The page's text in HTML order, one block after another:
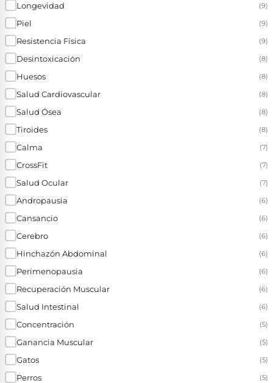
Longevidad (9)
Piel (9)
Resistencia Física (9)
Desintoxicación (8)
Huesos (8)
Salud Cardiovascular (8)
Salud Ósea (8)
Tiroides (8)
Calma (7)
CrossFit (7)
Salud Ocular (7)
Andropausia (6)
Cansancio (6)
Cerebro (6)
Hinchazón Abdominal (6)
Perimenopausia (6)
Recuperación Muscular (6)
Salud Intestinal (6)
Concentración (5)
Ganancia Muscular (5)
Gatos (5)
Perros (5)